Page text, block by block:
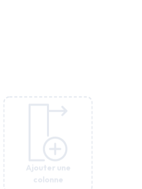
Ajouter une
colonne
Ajouter une
colonne
Ajouter une
colonne
Ajouter une
colonne
Ajouter une
colonne